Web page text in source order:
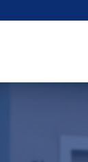
to